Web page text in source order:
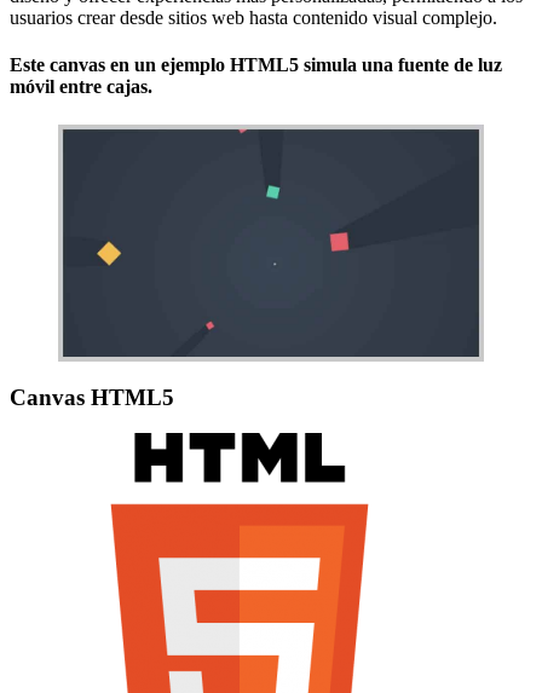
usuarios crear desde sitios web hasta contenido visual complejo.
Este canvas en un ejemplo HTML5 simula una fuente de luz
móvil entre cajas.
Canvas HTML5